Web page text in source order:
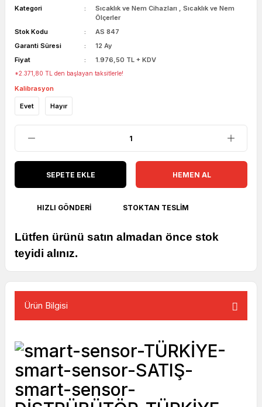
Kategori
Sıcaklık ve Nem Cihazları ,Sıcaklık ve Nem
Ölçerler
Stok Kodu
AS 847
Garanti Süresi
12 Ay
Fiyat
1.976,50 TL + KDV
*2.371,80 TL den başlayan taksitlerle!
Kalibrasyon
Evet Hayır
SEPETE EKLE HEMEN AL
HIZLI GÖNDERI STOKTAN TESLIM
Lütfen ürünü satın almadan önce stok
teyidi alınız.
Ürün Bilgisi